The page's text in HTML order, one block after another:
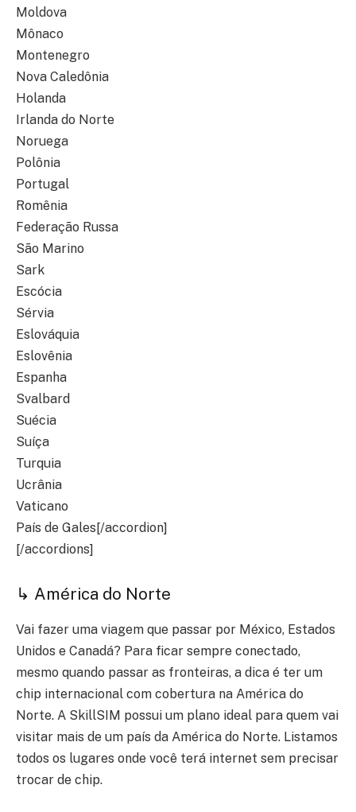
Moldova
Mônaco
Montenegro
Nova Caledônia
Holanda
Irlanda do Norte
Noruega
Polônia
Portugal
Romênia
Federação Russa
São Marino
Sark
Escócia
Sérvia
Eslováquia
Eslovênia
Espanha
Svalbard
Suécia
Suíça
Turquia
Ucrânia
Vaticano
País de Gales[/accordion]
[/accordions]
↳ América do Norte
Vai fazer uma viagem que passar por México, Estados
Unidos e Canadá? Para ficar sempre conectado,
mesmo quando passar as fronteiras, a dica é ter um
chip internacional com cobertura na América do
Norte. A SkillSIM possui um plano ideal para quem vai
visitar mais de um país da América do Norte. Listamos
todos os lugares onde você terá internet sem precisar
trocar de chip.